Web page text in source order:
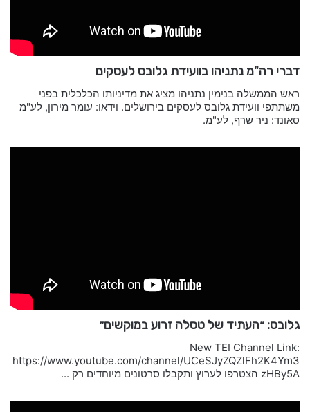
דברי רה"מ נתניהו בוועידת גלובס לעסקים
ראש הממשלה בנימין נתניהו מציג את מדיניותו הכלכלית בפני
משתתפי וועידת גלובס לעסקים בירושלים. וידאו: עומר מירון, לע"מ
סאונד: ניר שרף, לע"מ.
גלובס: ״העתיד של טסלה זרוע במוקשים״
New TEI Channel Link:
https://www.youtube.com/channel/UCeSJyZQZlFh2K4Ym3
zHBy5A הצטרפו לערוץ ותקבלו סרטונים מיוחדים רק ...